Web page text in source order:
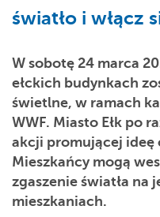
światło i włącz
W sobotę 24 marca
ełckich budynkach
świetlne, w ramach
WWF. Miasto Ełk po
akcji promującej ideę
Mieszkańcy mogą
zgaszenie światła na
mieszkaniach.